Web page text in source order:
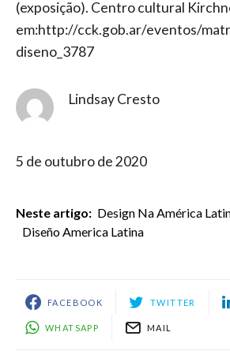
(exposição). Centro cultural
em:http://cck.gob.ar/eventos/
diseno_3787
Lindsay Cresto
5 de outubro de 2020
Neste artigo: Design Na América
Diseño America Latina
FACEBOOK TWITTER
WHATSAPP MAIL